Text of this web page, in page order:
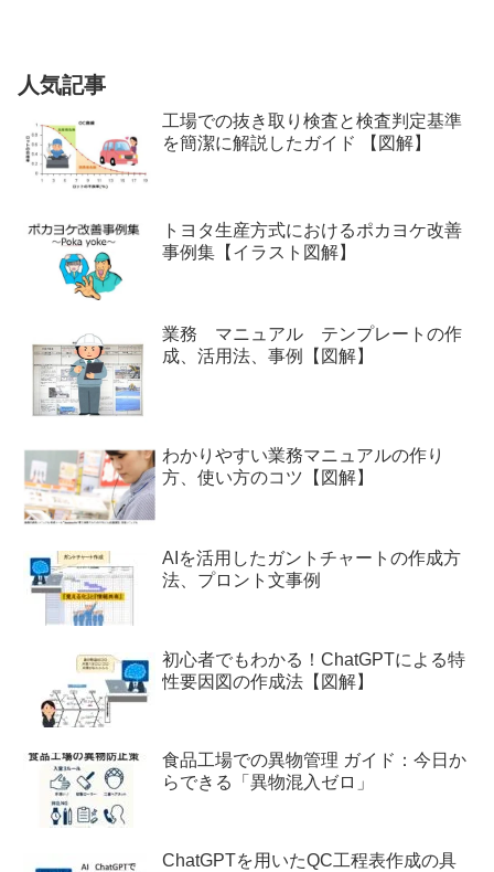
人気記事
工場での抜き取り検査と検査判定基準
を簡潔に解説したガイド 【図解】
トヨタ生産方式におけるポカヨケ改善
事例集【イラスト図解】
業務 マニュアル テンプレートの作
成、活用法、事例【図解】
わかりやすい業務マニュアルの作り
方、使い方のコツ【図解】
AIを活用したガントチャートの作成方
法、プロント文事例
初心者でもわかる！ChatGPTによる特
性要因図の作成法【図解】
食品工場での異物管理 ガイド：今日か
らできる「異物混入ゼロ」
ChatGPTを用いたQC工程表作成の具